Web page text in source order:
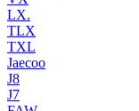
LX.
TLX
TXL
Jaecoo
J8
J7